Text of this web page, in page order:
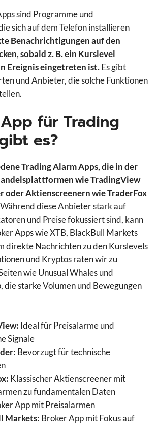
sind Programme und
sich auf dem Telefon installieren
Benachrichtigungen auf den
sobald z. B. ein Kurslevel
Ereignis eingetreten ist.Es gibt
und Anbieter, die solche Funktionen
für Trading
es?
Trading Alarm Apps, die in der
wie TradingView
oder Aktienscreenern wie TraderFox
Während diese Anbieter stark auf
und Preise fokussiert sind, kann
Apps wie XTB, BlackBull Markets
direkte Nachrichten zu den Kurslevels
und Kryptos raten wir zu
wie Unusual Whales und
starke Volumen und Bewegungen
Ideal für Preisalarme und
Signale
Bevorzugt für technische
Klassischer Aktienscreener mit
zu fundamentalen Daten
App mit Preisalarmen
Markets: Broker App mit Fokus auf